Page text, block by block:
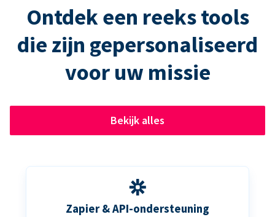
Ontdek een reeks tools
die zijn gepersonaliseerd
voor uw missie
Bekijk alles
Zapier & API-ondersteuning